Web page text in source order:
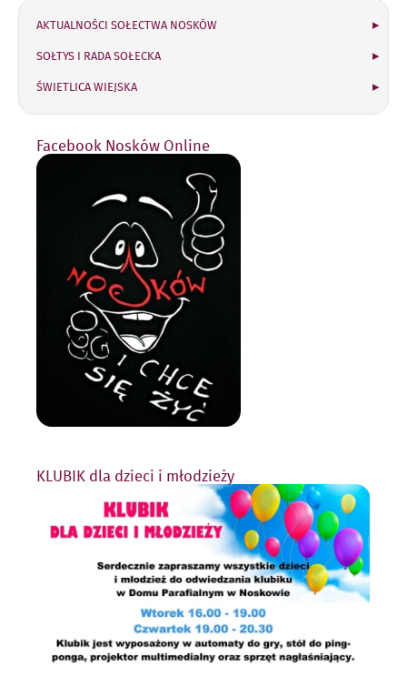
Sołectwo Nosków
AKTUALNOŚCI SOŁECTWA NOSKÓW
SOŁTYS I RADA SOŁECKA
ŚWIETLICA WIEJSKA
Facebook Nosków Online
KLUBIK dla dzieci i młodzieży